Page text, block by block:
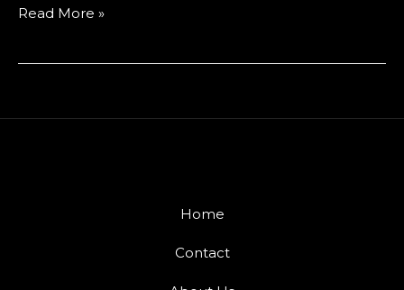
Read More »
Home
Contact